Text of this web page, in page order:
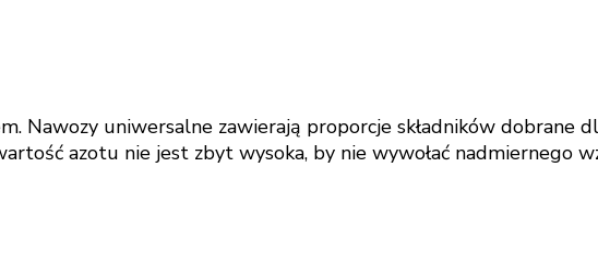
Nawozy uniwersalne zawierają proporcje składników dobrane
azotu nie jest zbyt wysoka, by nie wywołać nadmiernego